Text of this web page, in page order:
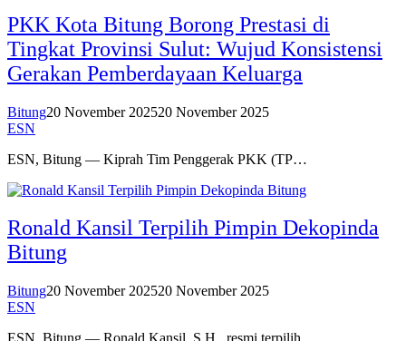
PKK Kota Bitung Borong Prestasi di
Tingkat Provinsi Sulut: Wujud Konsistensi
Gerakan Pemberdayaan Keluarga
Bitung20 November 202520 November 2025
ESN
ESN, Bitung — Kiprah Tim Penggerak PKK (TP…
Ronald Kansil Terpilih Pimpin Dekopinda
Bitung
Bitung20 November 202520 November 2025
ESN